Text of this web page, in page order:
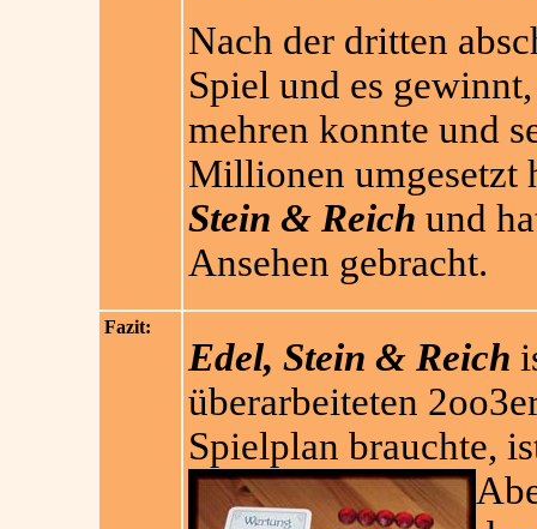
Nach der dritten
Spiel und es
mehren konnte und
Millionen umgesetzt
Stein & Reich und
Ansehen gebracht.
Fazit:
Edel, Stein & Reich
überarbeiteten
Spielplan brauchte,